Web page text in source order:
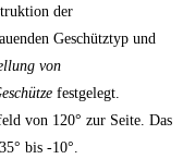
der
Geschütztyp und
von
festgelegt.
von 120° zur Seite. Das
bis -10°.